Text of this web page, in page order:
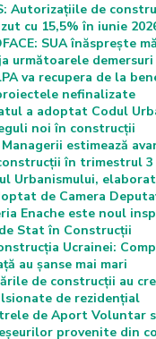
Autorizațiile de
cu 15,5% în iunie
SUA înăsprește
următoarele demersuri
va recupera de la
nefinalizate
a adoptat Codul
noi în construcții
Managerii estimează
în trimestrul 3
Urbanismului,
de Camera
Enache este noul
Stat în Construcții
Ucrainei:
au șanse mai mari
de construcții au
de rezidențial
de Aport Voluntar
provenite din